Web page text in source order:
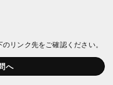
リンク先をご確認ください。
へ